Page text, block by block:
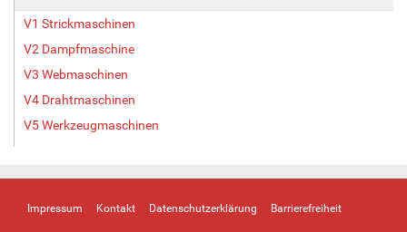
V1 Strickmaschinen
V2 Dampfmaschine
V3 Webmaschinen
V4 Drahtmaschinen
V5 Werkzeugmaschinen
Impressum Kontakt Datenschutzerklärung Barrierefreiheit